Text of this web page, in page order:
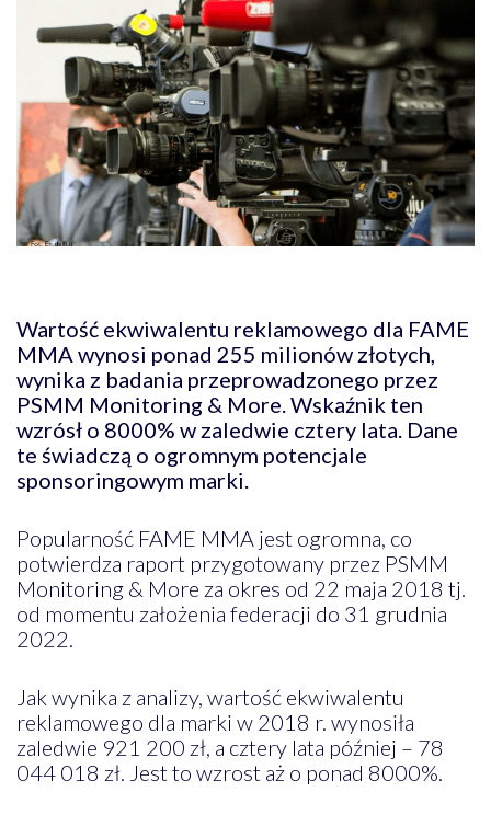
Wartość ekwiwalentu reklamowego dla FAME
MMA wynosi ponad 255 milionów złotych,
wynika z badania przeprowadzonego przez
PSMM Monitoring & More. Wskaźnik ten
wzrósł o 8000% w zaledwie cztery lata. Dane
te świadczą o ogromnym potencjale
sponsoringowym marki.
Popularność FAME MMA jest ogromna, co
potwierdza raport przygotowany przez PSMM
Monitoring & More za okres od 22 maja 2018 tj.
od momentu założenia federacji do 31 grudnia
2022.
Jak wynika z analizy, wartość ekwiwalentu
reklamowego dla marki w 2018 r. wynosiła
zaledwie 921 200 zł, a cztery lata później – 78
044 018 zł. Jest to wzrost aż o ponad 8000%.